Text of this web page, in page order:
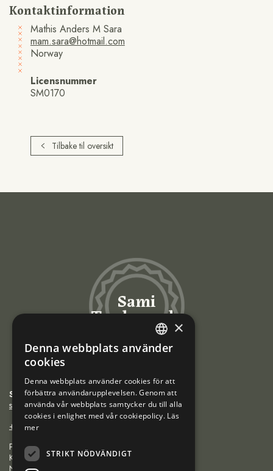
Kontaktinformation
Mathis Anders M Sara
mam.sara@hotmail.com
Norway
Licensnummer
SM0170
Tilbake til oversikt
Sami
Trademarks
Sámiráđđi
saamicouncil@saamicouncil.net
+47 950 25 926
Postboks 162 9735
Kárášjohka / Karasjok
Norge
ENGLISH
FINNISH
SWEDISH
×
Denna webbplats använder
cookies
Denna webbplats använder cookies för att
förbättra användarupplevelsen. Genom att
använda vår webbplats samtycker du till alla
cookies i enlighet med vår cookiepolicy. Läs
mer
STRIKT NÖDVÄNDIGT